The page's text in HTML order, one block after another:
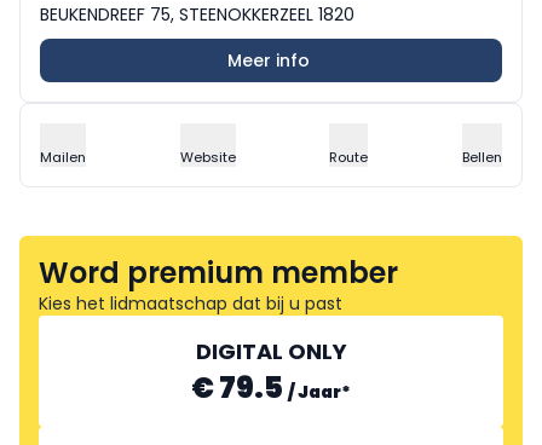
BEUKENDREEF 75, STEENOKKERZEEL 1820
Meer info
Mailen Website Route Bellen
Word premium member
Kies het lidmaatschap dat bij u past
DIGITAL ONLY
€ 79.5 /Jaar*